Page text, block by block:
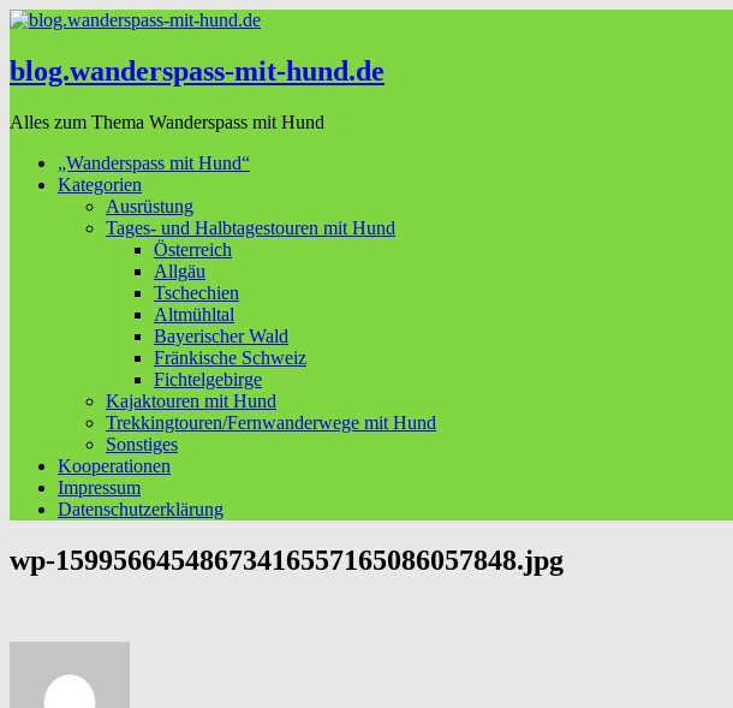
blog.wanderspass-mit-hund.de
Alles zum Thema Wanderspass mit Hund
„Wanderspass mit Hund“
Kategorien
Ausrüstung
Tages- und Halbtagestouren mit Hund
Österreich
Allgäu
Tschechien
Altmühltal
Bayerischer Wald
Fränkische Schweiz
Fichtelgebirge
Kajaktouren mit Hund
Trekkingtouren/Fernwanderwege mit Hund
Sonstiges
Kooperationen
Impressum
Datenschutzerklärung
wp-15995664548673416557165086057848.jpg